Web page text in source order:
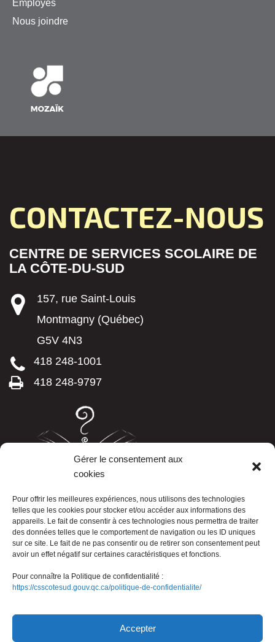
Gérer le consentement aux
cookies
Pour offrir les meilleures expériences, nous utilisons des technologies
telles que les cookies pour stocker et/ou accéder aux informations des
appareils. Le fait de consentir à ces technologies nous permettra de traiter
des données telles que le comportement de navigation ou les ID uniques
sur ce site. Le fait de ne pas consentir ou de retirer son consentement peut
avoir un effet négatif sur certaines caractéristiques et fonctions.
Pour connaître la Politique de confidentialité :
https://csscotesud.gouv.qc.ca/politique-de-confidentialite/
Accepter
Employés
Nous joindre
CONTACTEZ-NOUS
CENTRE DE SERVICES SCOLAIRE DE
LA CÔTE-DU-SUD
157, rue Saint-Louis
Montmagny (Québec)
G5V 4N3
418 248-1001
418 248-9797
LISTE TÉLÉPHONIQUE
Nous joindre